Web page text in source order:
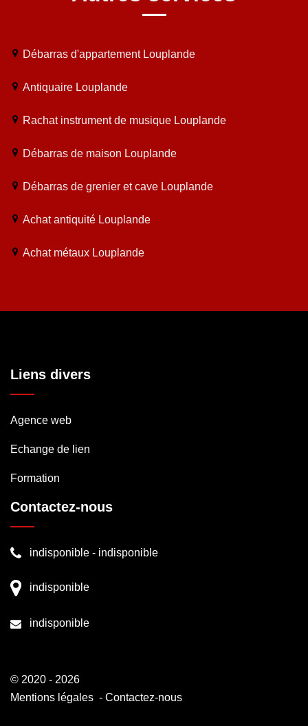
Débarras d'appartement Louplande
Antiquaire Louplande
Rachat instrument de musique Louplande
Débarras de maison Louplande
Débarras de grenier et cave Louplande
Achat antiquité Louplande
Achat métaux Louplande
Liens divers
Agence web
Echange de lien
Formation
Contactez-nous
indisponible - indisponible
indisponible
indisponible
© 2020 - 2026
Mentions légales - Contactez-nous